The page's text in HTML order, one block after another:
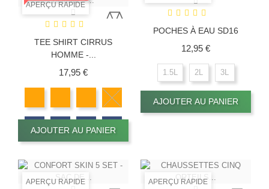
APERÇU RAPIDE
TEE SHIRT CIRRUS
HOMME -...
17,95 €Prix
AJOUTER AU PANIER
POCHES À EAU SD16
12,95 €Prix
1.5L 2L 3L
AJOUTER AU PANIER
APERÇU RAPIDE APERÇU RAPIDE